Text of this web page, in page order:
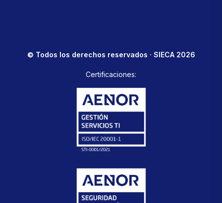
© Todos los derechos reservados · SIECA 2026
Certificaciones: